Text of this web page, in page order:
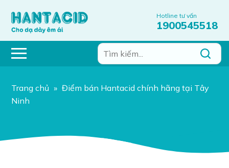
Hotline tư vấn
1900545518
Trang chủ » Điểm bán Hantacid chính hãng tại Tây
Ninh